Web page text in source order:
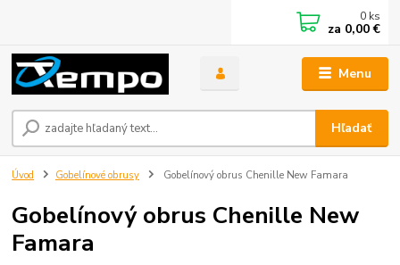
Menu
Hľadať
0 ks
za 0,00 €
Úvod Gobelínové obrusy Gobelínový obrus Chenille New Famara
Gobelínový obrus Chenille New
Famara